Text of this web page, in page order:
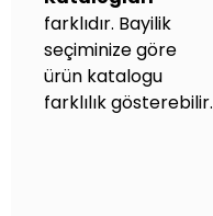
farklıdır. Bayilik
seçiminize göre
ürün katalogu
farklılık gösterebilir.